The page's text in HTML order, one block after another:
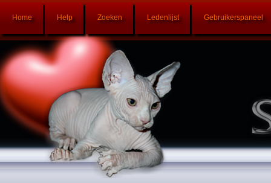
Home Help Zoeken Ledenlijst Gebruikerspaneel